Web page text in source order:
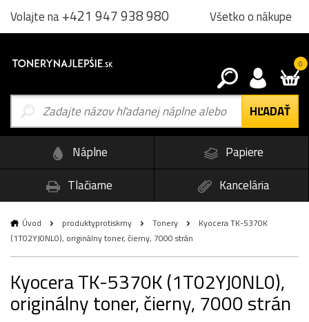
Volajte na+421 947 938 980 Všetko o nákupe
0
Náplne
Papiere
Tlačiarne
Kancelária
Úvod produktyprotiskrny Tonery
Kyocera TK-5370K
(1T02YJ0NL0), originálny toner, čierny, 7000 strán
Kyocera TK-5370K (1T02YJ0NL0),
originálny toner, čierny, 7000 strán